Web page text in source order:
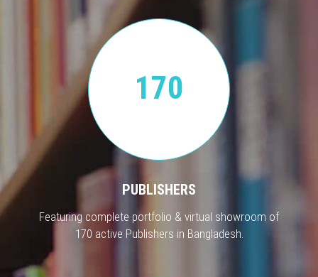
170
PUBLISHERS
Featuring complete portfolio & virtual showroom of
170 active Publishers in Bangladesh.